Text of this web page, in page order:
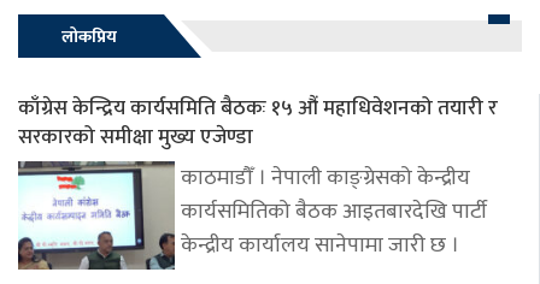
लोकप्रिय
काँग्रेस केन्द्रिय कार्यसमिति बैठकः १५ औं महाधिवेशनको तयारी र
सरकारको समीक्षा मुख्य एजेण्डा
काठमाडौँ । नेपाली काङ्ग्रेसको केन्द्रीय
कार्यसमितिको बैठक आइतबारदेखि पार्टी
केन्द्रीय कार्यालय सानेपामा जारी छ ।